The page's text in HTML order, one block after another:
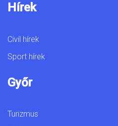
Hírek
Civil hírek
Sport hírek
Győr
Turizmus